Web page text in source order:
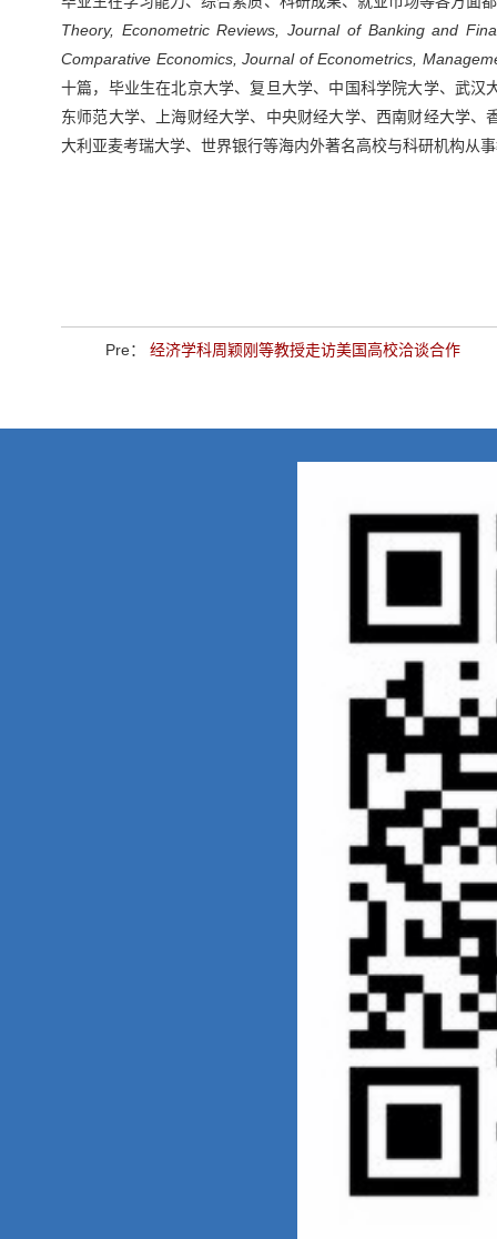
Theory, Econometric Reviews, Journal of Banking and
Comparative Economics, Journal of Econometrics,
十篇，毕业生在北京大学、复旦大学、中国科学院大学、武
东师范大学、上海财经大学、中央财经大学、西南财经大学
大利亚麦考瑞大学、世界银行等海内外著名高校与科研机构从
Pre： 经济学科周颖刚等教授走访美国高校洽谈合作